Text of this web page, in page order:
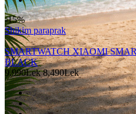
-15%
Shikim paraprak
SMARTWATCH XIAOMI
BLACK
9,990Lek 8,490Lek